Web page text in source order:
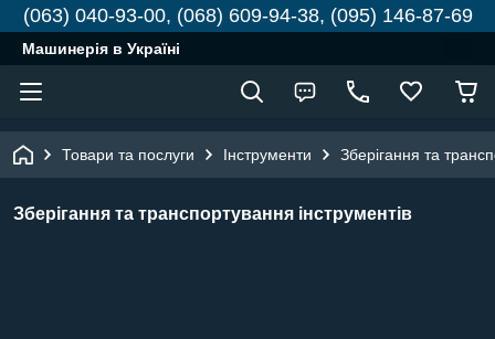
(063) 040-93-00, (068) 609-94-38, (095) 146-87-69
Машинерія в Україні
Товари та послуги Інструменти Зберігання та
Зберігання та транспортування інструментів